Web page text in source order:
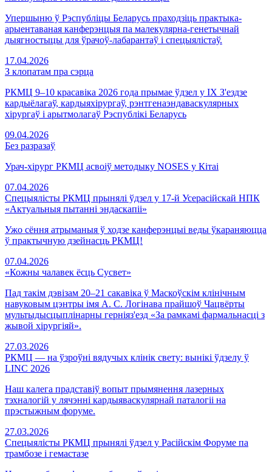
Упершыню ў Рэспубліцы Беларусь праходзіць практыка-
арыентаваная канферэнцыя па малекулярна-генетычнай
дыягностыцы для ўрачоў-лабарантаў і спецыялістаў.
17.04.2026
З клопатам пра сэрца
РКМЦ 9–10 красавіка 2026 года прымае ўдзел у IX З'ездзе
кардыёлагаў, кардыяхірургаў, рэнтгенаэндаваскулярных
хірургаў і арытмолагаў Рэспублікі Беларусь
09.04.2026
Без разразаў
Урач-хірург РКМЦ асвоіў методыку NOSES у Кітаі
07.04.2026
Спецыялісты РКМЦ прынялі ўдзел у 17-й Усерасійскай НПК
«Актуальныя пытанні эндаскапіі»
Ужо сёння атрыманыя ў ходзе канферэнцыі веды ўкараняюцца
ў практычную дзейнасць РКМЦ!
07.04.2026
«Кожны чалавек ёсць Сусвет»
Пад такім дэвізам 20–21 сакавіка ў Маскоўскім клінічным
навуковым цэнтры імя А. С. Логінава прайшоў Чацвёрты
мультыдысцыплінарны герніяз'езд «За рамкамі фармальнасці з
жывой хірургіяй».
27.03.2026
РКМЦ — на ўзроўні вядучых клінік свету: вынікі ўдзелу ў
LINC 2026
Наш калега прадставіў вопыт прымянення лазерных
тэхналогій у лячэнні кардыяваскулярнай паталогіі на
прэстыжным форуме.
27.03.2026
Спецыялісты РКМЦ прынялі ўдзел у Расійскім Форумe па
трамбозе і гемастазе